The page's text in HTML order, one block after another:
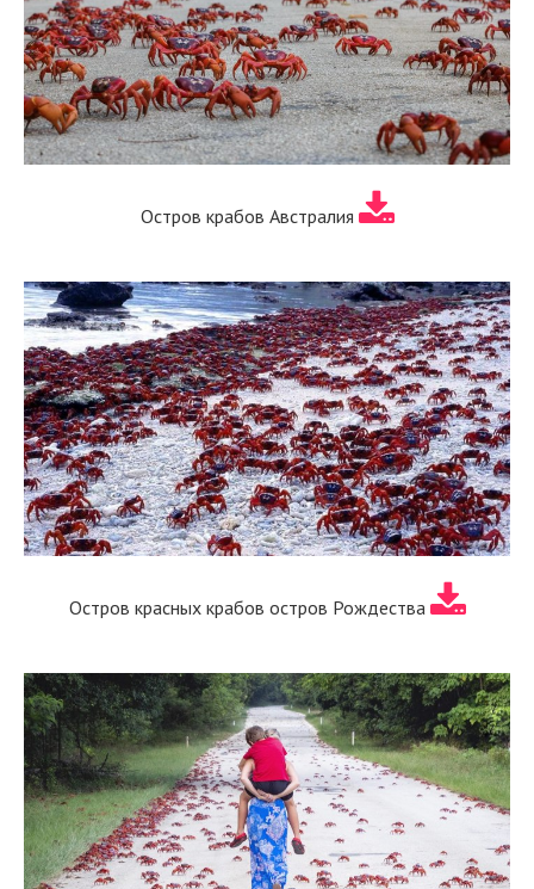
Остров крабов Австралия
Остров красных крабов остров Рождества